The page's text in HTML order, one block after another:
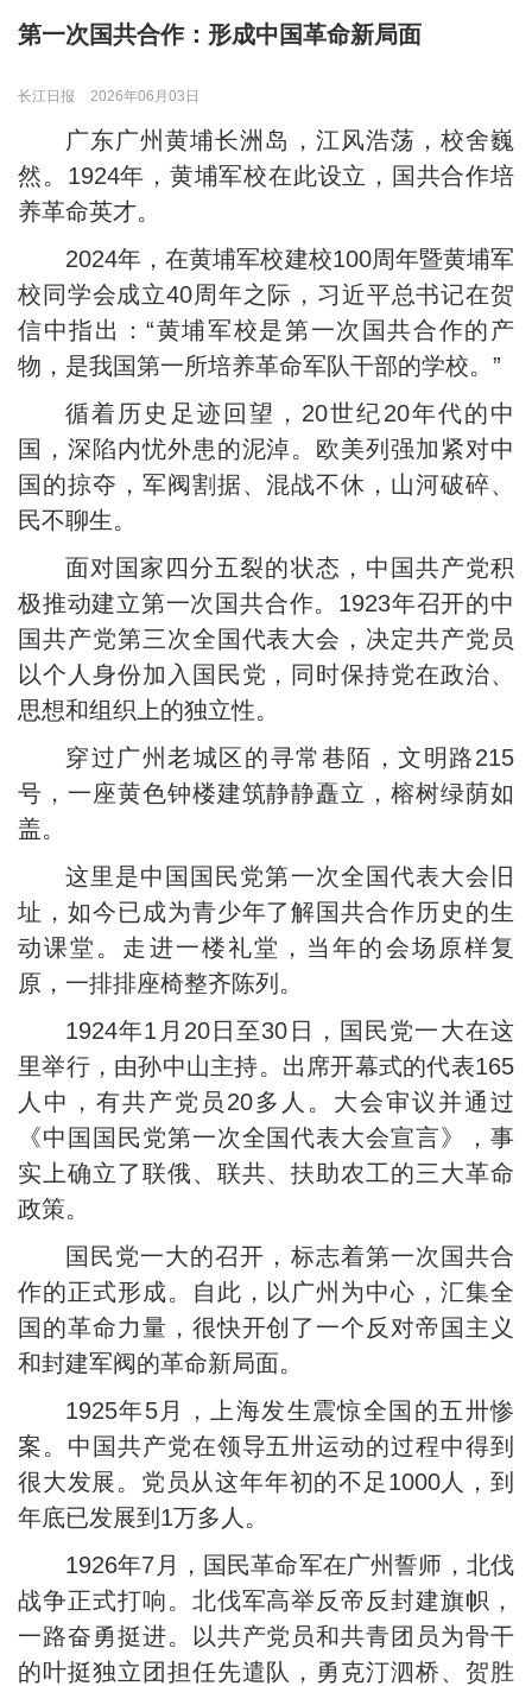
第一次国共合作：形成中国革命新局面
长江日报 2026年06月03日
广东广州黄埔长洲岛，江风浩荡，校舍巍
然。1924年，黄埔军校在此设立，国共合作培
养革命英才。
2024年，在黄埔军校建校100周年暨黄埔军
校同学会成立40周年之际，习近平总书记在贺
信中指出：“黄埔军校是第一次国共合作的产
物，是我国第一所培养革命军队干部的学校。”
循着历史足迹回望，20世纪20年代的中
国，深陷内忧外患的泥淖。欧美列强加紧对中
国的掠夺，军阀割据、混战不休，山河破碎、
民不聊生。
面对国家四分五裂的状态，中国共产党积
极推动建立第一次国共合作。1923年召开的中
国共产党第三次全国代表大会，决定共产党员
以个人身份加入国民党，同时保持党在政治、
思想和组织上的独立性。
穿过广州老城区的寻常巷陌，文明路215
号，一座黄色钟楼建筑静静矗立，榕树绿荫如
盖。
这里是中国国民党第一次全国代表大会旧
址，如今已成为青少年了解国共合作历史的生
动课堂。走进一楼礼堂，当年的会场原样复
原，一排排座椅整齐陈列。
1924年1月20日至30日，国民党一大在这
里举行，由孙中山主持。出席开幕式的代表165
人中，有共产党员20多人。大会审议并通过
《中国国民党第一次全国代表大会宣言》，事
实上确立了联俄、联共、扶助农工的三大革命
政策。
国民党一大的召开，标志着第一次国共合
作的正式形成。自此，以广州为中心，汇集全
国的革命力量，很快开创了一个反对帝国主义
和封建军阀的革命新局面。
1925年5月，上海发生震惊全国的五卅惨
案。中国共产党在领导五卅运动的过程中得到
很大发展。党员从这年年初的不足1000人，到
年底已发展到1万多人。
1926年7月，国民革命军在广州誓师，北伐
战争正式打响。北伐军高举反帝反封建旗帜，
一路奋勇挺进。以共产党员和共青团员为骨干
的叶挺独立团担任先遣队，勇克汀泗桥、贺胜